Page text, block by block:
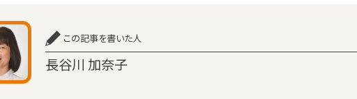
この記事を書いた人
長谷川 加奈子